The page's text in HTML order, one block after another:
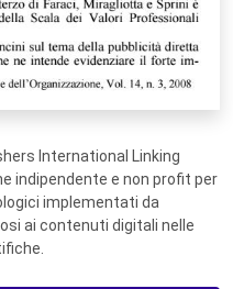
International Linking
indipendente e non profit per
implementati da
ai contenuti digitali nelle